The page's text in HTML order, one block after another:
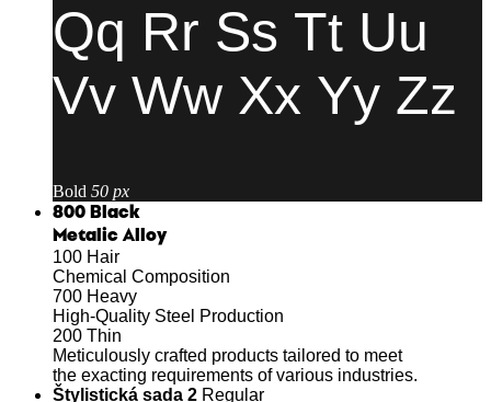
Qq Rr Ss Tt Uu
Vv Ww Xx Yy Zz
Bold 50 px
800 Black
Metalic Alloy
100 Hair
Chemical Composition
700 Heavy
High-Quality Steel Production
200 Thin
Meticulously crafted products tailored to meet
the exacting requirements of various industries.
Štylistická sada 2 Regular